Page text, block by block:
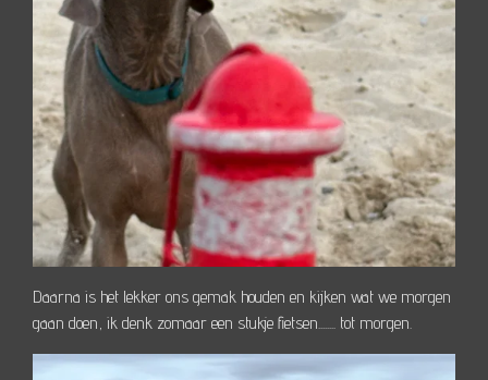
Daarna is het lekker ons gemak houden en kijken wat we morgen
gaan doen, ik denk zomaar een stukje fietsen........ tot morgen.